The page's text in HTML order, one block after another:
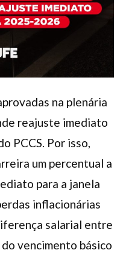
na plenária
reajuste imediato
PCCS. Por isso,
um percentual a
para a janela
inflacionárias
salarial entre
vencimento básico